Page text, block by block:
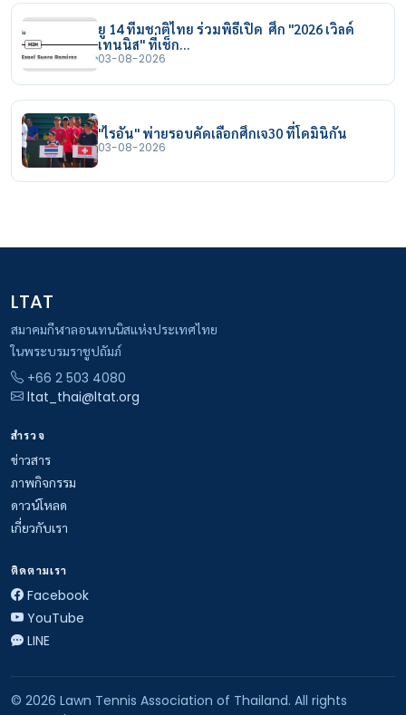
ยู 14 ทีมชาติไทย ร่วมพิธีเปิด ศึก "2026 เวิลด์
เทนนิส" ที่เช็ก…
03-08-2026
"ไรอัน" พ่ายรอบคัดเลือกศึกเจ30 ที่โดมินิกัน
03-08-2026
LTAT
สมาคมกีฬาลอนเทนนิสแห่งประเทศไทย
ในพระบรมราชูปถัมภ์
+66 2 503 4080
ltat_thai@ltat.org
สำรวจ
ข่าวสาร
ภาพกิจกรรม
ดาวน์โหลด
เกี่ยวกับเรา
ติดตามเรา
Facebook
YouTube
LINE
© 2026 Lawn Tennis Association of Thailand. All rights